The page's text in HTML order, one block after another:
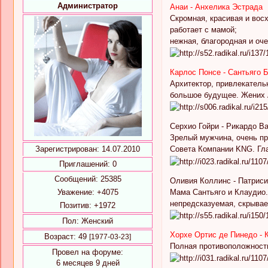
Администратор
Зарегистрирован: 14.07.2010
Приглашений: 0
Сообщений: 25385
Уважение: +4075
Позитив: +1972
Пол: Женский
Возраст: 49 [1977-03-23]
Провел на форуме:
6 месяцев 9 дней
Анаи - Анхелика Эстрада
Скромная, красивая и
работает с мамой;
нежная, благородная и
Карлос Понсе - Сантьяго
Архитектор,
большое будущее. Жених
Серхио Гойри - Рикардо
Зрелый мужчина, очень
Совета Компании KNG.
Оливия Коллинс -
Мама Сантьяго и
непредсказуемая,
Хорхе Ортис де Пинедо -
Полная